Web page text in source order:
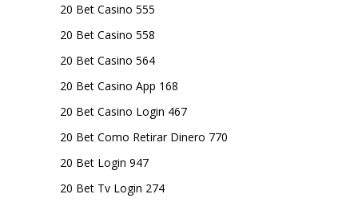
20 Bet Casino 555
20 Bet Casino 558
20 Bet Casino 564
20 Bet Casino App 168
20 Bet Casino Login 467
20 Bet Como Retirar Dinero 770
20 Bet Login 947
20 Bet Tv Login 274